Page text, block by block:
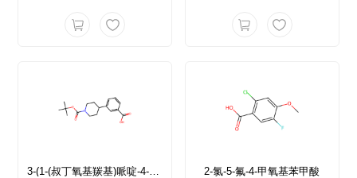
3-(1-(叔丁氧基羰基)哌啶-4-基)苯甲酸
2-氯-5-氟-4-甲氧基苯甲酸